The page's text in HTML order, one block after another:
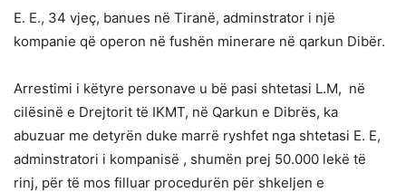
E. E., 34 vjeç, banues në Tiranë, adminstrator i një
kompanie që operon në fushën minerare në qarkun Dibër.
Arrestimi i këtyre personave u bë pasi shtetasi L.M, në
cilësinë e Drejtorit të IKMT, në Qarkun e Dibrës, ka
abuzuar me detyrën duke marrë ryshfet nga shtetasi E. E,
adminstratori i kompanisë , shumën prej 50.000 lekë të
rinj, për të mos filluar procedurën për shkeljen e